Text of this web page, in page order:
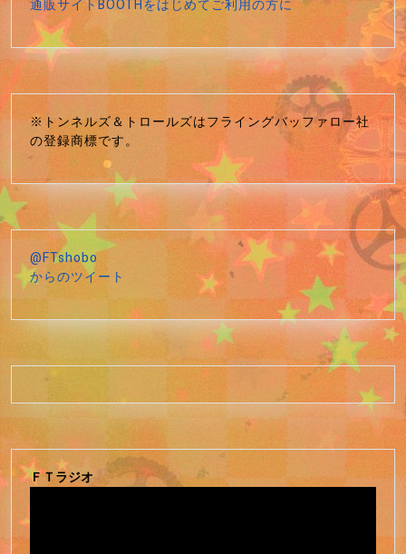
通販サイトBOOTHをはじめてご利用の方に
※トンネルズ＆トロールズはフライングバッファロー社
の登録商標です。
@FTshobo
からのツイート
ＦＴラジオ